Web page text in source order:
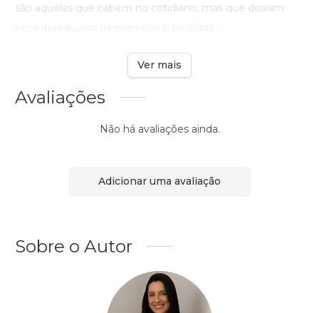
são aquelas que cabem no cotidiano, mas que deixam
Ver mais
Avaliações
Não há avaliações ainda.
Adicionar uma avaliação
Sobre o Autor